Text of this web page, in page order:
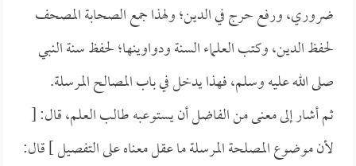
ضروري، ورفع حرج في الدين؛ ولهذا جمع الصحابة المصحف
لحفظ الدين، وكتب العلماء السنة ودواوينها؛ لحفظ سنة النبي
صلى الله عليه وسلم، فهذا يدخل في باب المصالح المرسلة.
ثم أشار إلى معنى من الفاضل أن يستوعبه طالب العلم، قال: [
لأن موضوع المصلحة المرسلة ما عقل معناه على التفصيل ] قال: